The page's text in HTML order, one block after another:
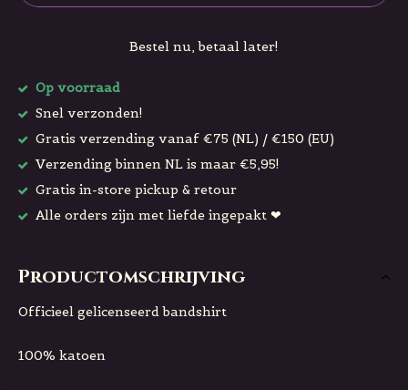
Bestel nu, betaal later!
Op voorraad
Snel verzonden!
Gratis verzending vanaf €75 (NL) / €150 (EU)
Verzending binnen NL is maar €5,95!
Gratis in-store pickup & retour
Alle orders zijn met liefde ingepakt ❤
Productomschrijving
Officieel gelicenseerd bandshirt
100% katoen